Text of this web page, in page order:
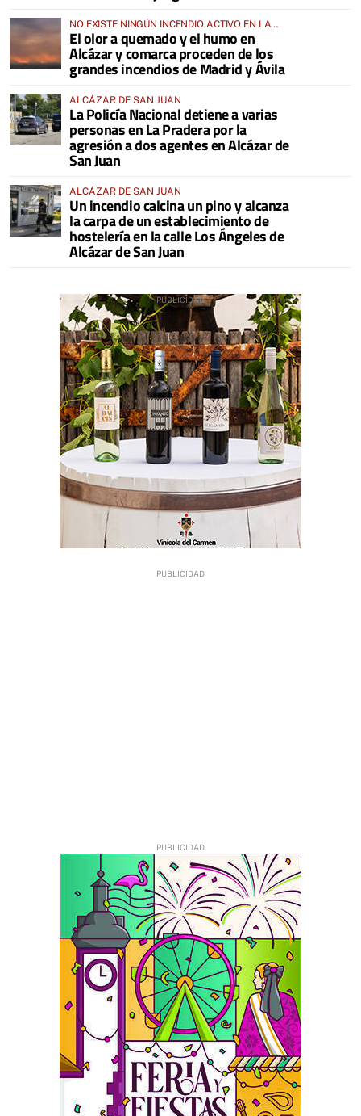
NO EXISTE NINGÚN INCENDIO ACTIVO EN LA
COMARCA
El olor a quemado y el humo en
Alcázar y comarca proceden de los
grandes incendios de Madrid y Ávila
ALCÁZAR DE SAN JUAN
La Policía Nacional detiene a varias
personas en La Pradera por la
agresión a dos agentes en Alcázar de
San Juan
ALCÁZAR DE SAN JUAN
Un incendio calcina un pino y alcanza
la carpa de un establecimiento de
hostelería en la calle Los Ángeles de
Alcázar de San Juan